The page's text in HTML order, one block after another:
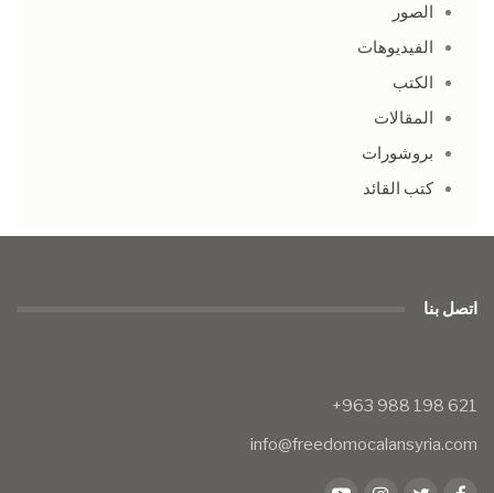
الصور
الفيديوهات
الكتب
المقالات
بروشورات
كتب القائد
اتصل بنا
info@freedomocalansyria.com